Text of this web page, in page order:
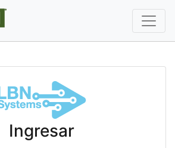
Ingresar